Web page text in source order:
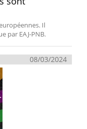
Il
par EAJ-PNB.
08/03/2024